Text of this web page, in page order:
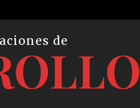
de